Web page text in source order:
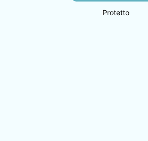
Protetto